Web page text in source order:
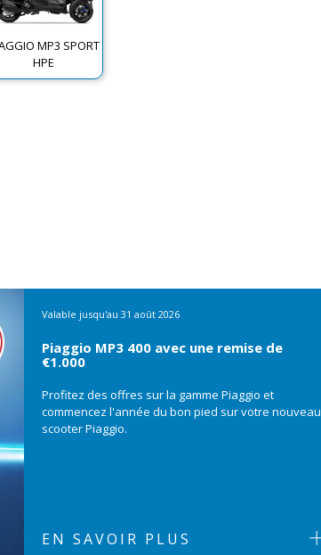
MP3 SPORT
HPE
Valable jusqu'au 31 août 2026
Piaggio MP3 400 avec une remise de
€1.000
Profitez des offres sur la gamme Piaggio et
commencez l'année du bon pied sur votre nouveau
scooter Piaggio.
EN SAVOIR PLUS